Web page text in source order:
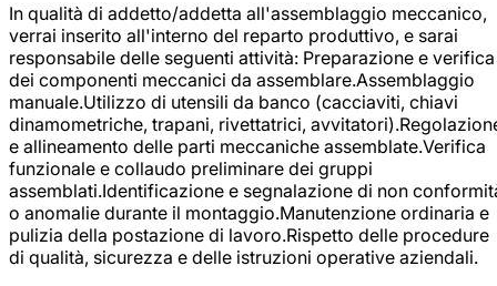
In qualità di addetto/addetta all'assemblaggio meccanico,
verrai inserito all'interno del reparto produttivo, e sarai
responsabile delle seguenti attività: Preparazione e verifica
dei componenti meccanici da assemblare.Assemblaggio
manuale.Utilizzo di utensili da banco (cacciaviti, chiavi
dinamometriche, trapani, rivettatrici,
e allineamento delle parti meccaniche assemblate.Verifica
funzionale e collaudo preliminare dei gruppi
assemblati.Identificazione e segnalazione di non
o anomalie durante il montaggio.Manutenzione ordinaria e
pulizia della postazione di lavoro.Rispetto delle procedure
di qualità, sicurezza e delle istruzioni operative aziendali.